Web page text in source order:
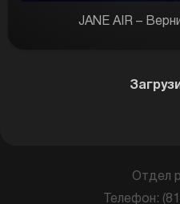
JANE AIR –
Отдел
Телефон: